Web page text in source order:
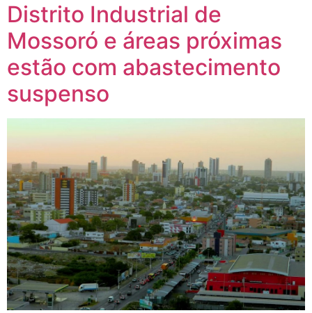
Distrito Industrial de
Mossoró e áreas próximas
estão com abastecimento
suspenso